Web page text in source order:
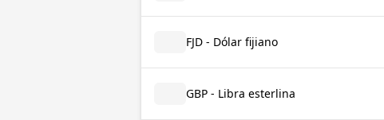
FJD - Dólar fijiano
GBP - Libra esterlina